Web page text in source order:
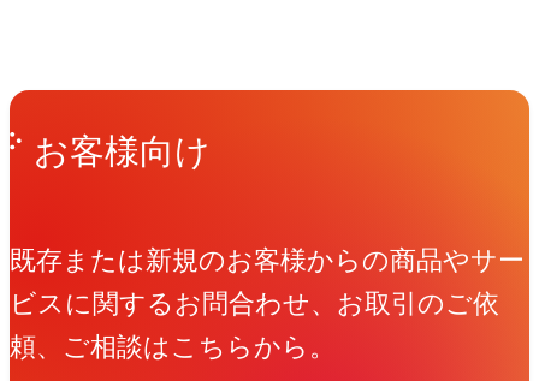
Get in Touchお問い合わせ
お客様向け
既存または新規のお客様からの商品やサー
ビスに関するお問合わせ、お取引のご依
頼、ご相談はこちらから。